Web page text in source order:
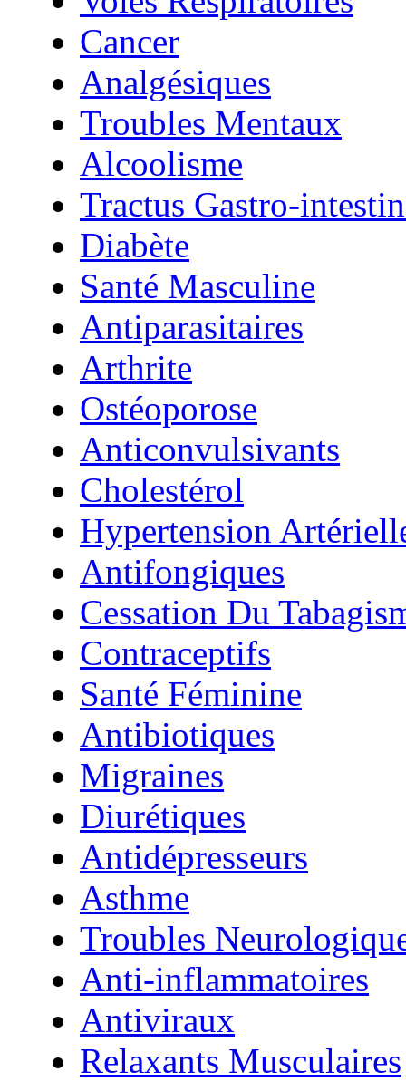
Cancer
Analgésiques
Troubles Mentaux
Alcoolisme
Tractus Gastro-
Diabète
Santé Masculine
Antiparasitaires
Arthrite
Ostéoporose
Anticonvulsivants
Cholestérol
Hypertension
Antifongiques
Cessation Du
Contraceptifs
Santé Féminine
Antibiotiques
Migraines
Diurétiques
Antidépresseurs
Asthme
Troubles
Anti-inflammatoires
Antiviraux
Relaxants Musculaires